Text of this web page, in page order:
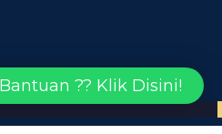
?? Klik Disini!